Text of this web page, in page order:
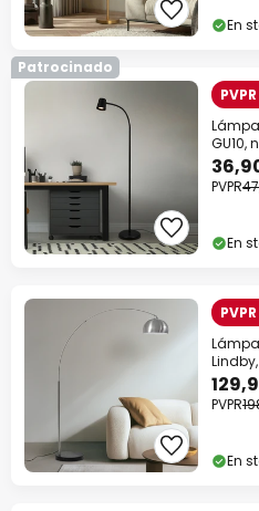
En
Patrocinado
GU10,
PVPR
En
PVPR
En